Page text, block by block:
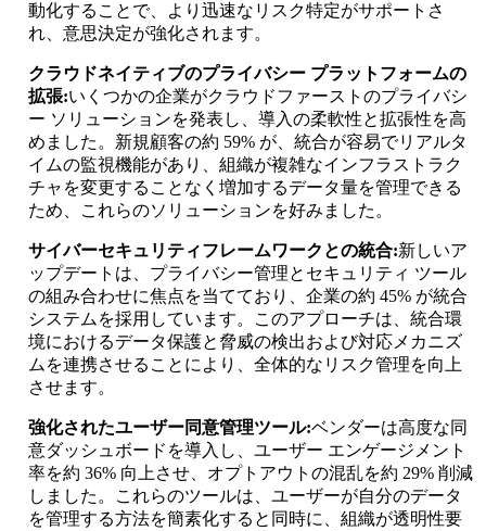
動化することで、より迅速なリスク特定がサポートさ
れ、意思決定が強化されます。
クラウドネイティブのプライバシー プラットフォームの
拡張:いくつかの企業がクラウドファーストのプライバシ
ー ソリューションを発表し、導入の柔軟性と拡張性を高
めました。新規顧客の約 59% が、統合が容易でリアルタ
イムの監視機能があり、組織が複雑なインフラストラク
チャを変更することなく増加するデータ量を管理できる
ため、これらのソリューションを好みました。
サイバーセキュリティフレームワークとの統合:新しいア
ップデートは、プライバシー管理とセキュリティ ツール
の組み合わせに焦点を当てており、企業の約 45% が統合
システムを採用しています。このアプローチは、統合環
境におけるデータ保護と脅威の検出および対応メカニズ
ムを連携させることにより、全体的なリスク管理を向上
させます。
強化されたユーザー同意管理ツール:ベンダーは高度な同
意ダッシュボードを導入し、ユーザー エンゲージメント
率を約 36% 向上させ、オプトアウトの混乱を約 29% 削減
しました。これらのツールは、ユーザーが自分のデータ
を管理する方法を簡素化すると同時に、組織が透明性要